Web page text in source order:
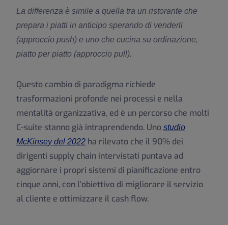
La differenza è simile a quella tra un ristorante che
prepara i piatti in anticipo sperando di venderli
(approccio push) e uno che cucina su ordinazione,
piatto per piatto (approccio pull).
Questo cambio di paradigma richiede
trasformazioni profonde nei processi e nella
mentalità organizzativa, ed è un percorso che molti
C-suite stanno già intraprendendo. Uno studio
McKinsey del 2022 ha rilevato che il 90% dei
dirigenti supply chain intervistati puntava ad
aggiornare i propri sistemi di pianificazione entro
cinque anni, con l’obiettivo di migliorare il servizio
al cliente e ottimizzare il cash flow.